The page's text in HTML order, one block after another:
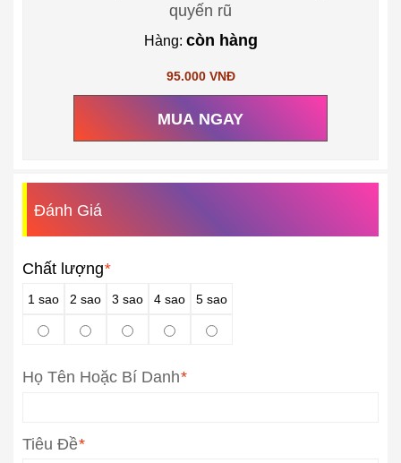
quyến rũ
Hàng: còn hàng
95.000 VNĐ
MUA NGAY
Đánh Giá
Chất lượng*
1 sao 2 sao 3 sao 4 sao 5 sao
*
Họ Tên Hoặc Bí Danh
*
Tiêu Đề